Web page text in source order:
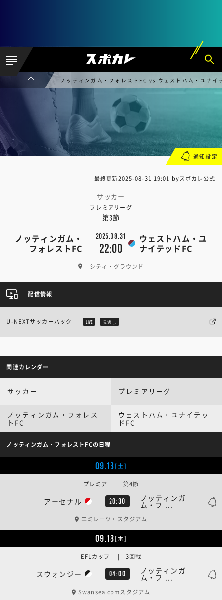
ノッティンガム・フォレストFC vs ウェストハム・ユナイ
最終更新2025-08-31 19:01 byスポカレ公式
サッカー
プレミアリーグ
第3節
ノッティンガム・
フォレストFC
2025.08.31
22:00
ウェストハム・ユ
ナイテッドFC
シティ・グラウンド
通知設定
配信情報
U-NEXTサッカーパック LIVE 見逃し
関連カレンダー
サッカー プレミアリーグ
ノッティンガム・フォレス
トFC
ウェストハム・ユナイテッ
ドFC
ノッティンガム・フォレストFCの日程
09.13[土]
アーセナル 20:30 ノッティンガ
ム・フ ...
プレミア | 第4節
エミレーツ・スタジアム
09.18[木]
スウォンジー 04:00 ノッティンガ
ム・フ ...
EFLカップ | 3回戦
Swansea.comスタジアム